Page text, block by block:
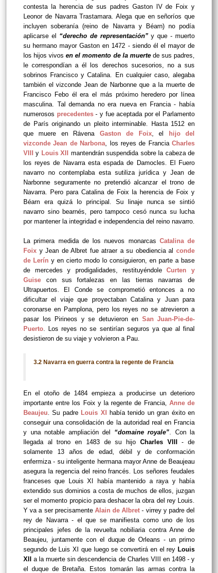
contesta la herencia de sus padres Gaston IV de Foix y
Leonor de Navarra Trastamara. Alega que en señoríos que
incluyen soberanía (reino de Navarra y Béarn) no podía
aplicarse el “derecho de representación”y que - muerto
su hermano mayor Gaston en 1472 - siendo él el mayor de
los hijos vivosen el momento de la muertede sus padres,
le correspondían a él los derechos sucesorios, no a sus
sobrinos Francisco y Catalina. En cualquier caso, alegaba
también el vizconde Jean de Narbonne que a la muerte de
Francisco Febo él era el más próximo heredero por línea
masculina. Tal demanda no era nueva en Francia - había
numerosos precedentes- y fue aceptada por el Parlamento
de París originando un pleito interminable. Hasta 1512 en
que muere en Rávena Gaston de Foix, el
hijo del
vizconde Jean de Narbona , los reyes de Francia Charles
VIII
y Louis XII
mantendrán suspendida sobre la cabeza de
los reyes de Navarra esta espada de Damocles. El Fuero
navarro no contemplaba esta sutiliza jurídica y Jean de
Narbonne seguramente no pretendió alcanzar el trono de
Navarra. Pero para Catalina de Foix la herencia de Foix y
Béarn era quizá lo principal. Su linaje nunca se sintió
navarro sino bearnés, pero tampoco cesó nunca su lucha
por mantener la integridad e independencia del reino navarro.
La primera medida de los nuevos monarcas Catalina de
Foix y Jean de Albret fue atraer a su obediencia alconde
de Lerín y en cierto modo lo consiguieron, en parte a base
de mercedes y prodigalidades, restituyéndoleCurten y
Guise
con sus fortalezas en las tierras navarras de
Ultrapuertos. El Conde se comprometió entonces a no
dificultar el viaje que proyectaban Catalina y Juan para
coronarse en Pamplona, pero los reyes no se atrevieron a
pasar los Pirineos y se detuvieron en San Juan-Pie-de-
Puerto . Los reyes no se sentirían seguros ya que al final
desistieron de su viaje y volvieron a Pau.
3.2 Navarra en guerra contra la regente de Francia
En el otoño de 1484 empieza a producirse un deterioro
importante entre los Foix y la regente de Francia, Anne de
Beaujeu . Su padre Louis XI
había tenido un gran éxito en
conseguir una consolidación de la autoridad real en Francia
y una notable ampliación del “domaine royale” . Con la
llegada al trono en 1483 de su hijo Charles VIII
- de
solamente 13 años de edad, débil y de conformación
enfermiza - su inteligente hermana mayor Anne de Beaujeau
asegura la regencia del reino francés. Los señores feudales
franceses que Louis XI había mantenido a raya y había
extendido sus dominios a costa de muchos de ellos, juzgan
ser el momento propicio para deshacer la obra del rey Louis.
Y va a ser precisamente Alain de Albret- virrey y padre del
rey de Navarra - el que se manifiesta como uno de los
principales jefes de la revuelta nobiliaria contra Anne de
Beaujeu, juntamente con el duque de Orleans - un primo
segundo de Luis XI que luego se convertirá en el rey Louis
XIIa la muerte sin descendencia de Charles VIII en 1498 - y
el duque de Bretaña. Estos tomarán las armas contra la